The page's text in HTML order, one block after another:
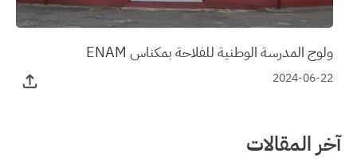
ولوج المدرسة الوطنية للفلاحة بمكناس ENAM
2024-06-22
آخر المقالات